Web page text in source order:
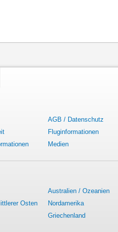
AGB / Datenschutz
Fluginformationen
Medien
Australien / Ozeanien
Osten Nordamerika
Griechenland